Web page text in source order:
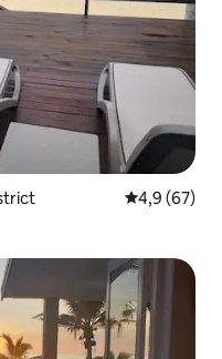
4,9 de uma
4,9 (67)
hóspedes